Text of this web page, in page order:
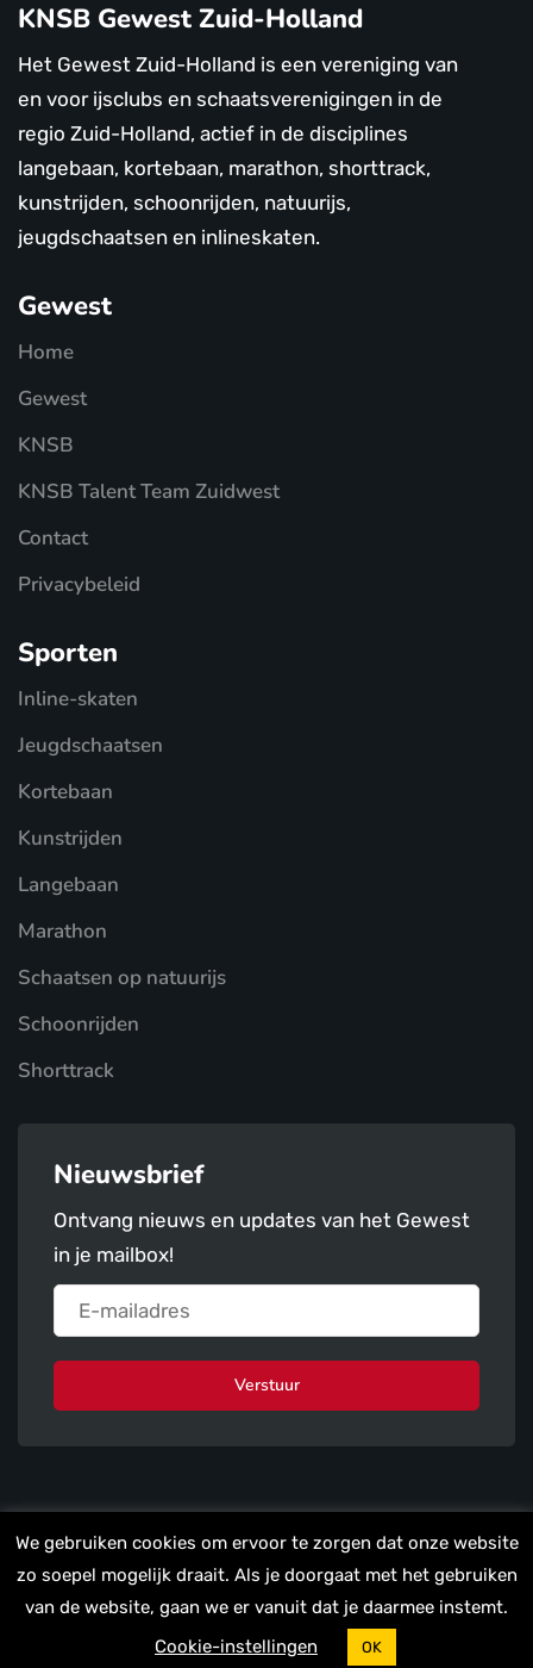
KNSB Gewest Zuid-Holland
Het Gewest Zuid-Holland is een vereniging van
en voor ijsclubs en schaatsverenigingen in de
regio Zuid-Holland, actief in de disciplines
langebaan, kortebaan, marathon, shorttrack,
kunstrijden, schoonrijden, natuurijs,
jeugdschaatsen en inlineskaten.
Gewest
Home
Gewest
KNSB
KNSB Talent Team Zuidwest
Contact
Privacybeleid
Sporten
Inline-skaten
Jeugdschaatsen
Kortebaan
Kunstrijden
Langebaan
Marathon
Schaatsen op natuurijs
Schoonrijden
Shorttrack
Nieuwsbrief
Ontvang nieuws en updates van het Gewest
in je mailbox!
Verstuur
We gebruiken cookies om ervoor te zorgen dat onze website
zo soepel mogelijk draait. Als je doorgaat met het gebruiken
van de website, gaan we er vanuit dat je daarmee instemt.
Cookie-instellingen
OK